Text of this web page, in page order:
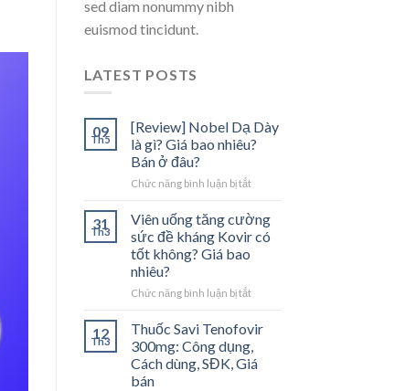
sed diam nonummy nibh
euismod tincidunt.
LATEST POSTS
09
Th5
[Review] Nobel Dạ Dày
là gì? Giá bao nhiêu?
Bán ở đâu?
Chức năng bình luận bị tắtở
Nobel
Dạ
Dày
Giá
nhiêu?
ở
đâu?
31
Th3
Viên uống tăng cường
sức đề kháng Kovir có
tốt không? Giá bao
nhiêu?
Chức năng bình luận bị tắtở
uống
cường
sức
12
Th3
Thuốc Savi Tenofovir
300mg: Công dụng,
Cách dùng, SĐK, Giá
bán